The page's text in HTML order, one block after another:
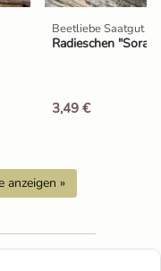
Beetliebe Saatgut
Radieschen "Sora"
3,49 €
anzeigen »